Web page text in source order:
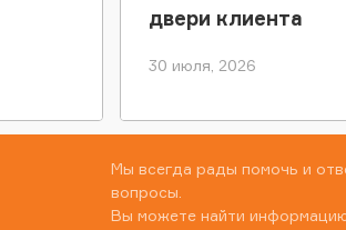
двери клиента
30 июля, 2026
Мы всегда рады помочь и
вопросы.
Вы можете найти